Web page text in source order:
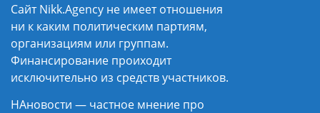
Сайт Nikk.Agency не имеет отношения
ни к каким политическим партиям,
организациям или группам.
Финансирование проиходит
исключительно из средств участников.
НАновости — частное мнение про